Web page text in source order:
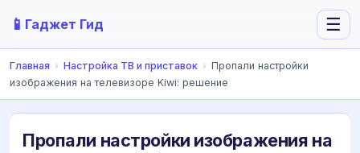
📱 Гаджет Гид ☰
Главная › Настройка ТВ и приставок › Пропали настройки
изображения на телевизоре Kiwi: решение
Пропали настройки изображения на